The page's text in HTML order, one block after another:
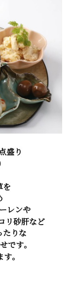
盛り
を
レンや
リ砂肝など
たりな
です。
。